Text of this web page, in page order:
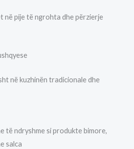
në pije të ngrohta dhe përzierje
në kuzhinën tradicionale dhe
të ndryshme si produkte bimore,
salca